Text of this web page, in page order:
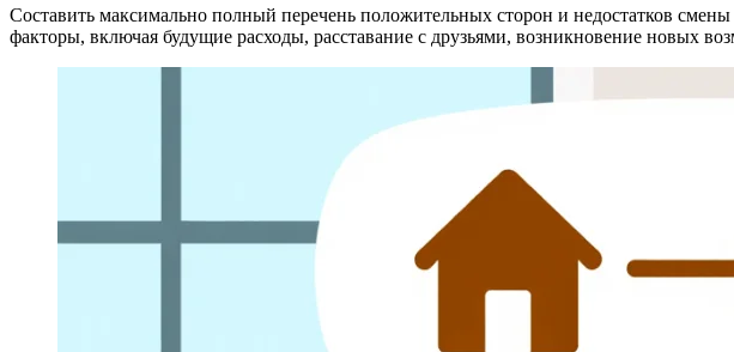
Составить максимально полный перечень положительных сторон и недостатков
факторы, включая будущие расходы, расставание с друзьями, возникновение новых